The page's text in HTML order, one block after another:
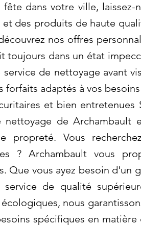
dans votre ville,
et des produits de haute
nos offres
toujours dans un état
service de nettoyage avant
forfaits adaptés à vos
et bien entretenues
nettoyage de Archambault
propreté. Vous
? Archambault vous
Que vous ayez besoin d'un
service de qualité
nous
spécifiques en